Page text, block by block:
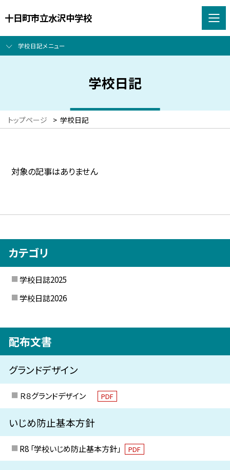
十日町市立水沢中学校
学校日記メニュー
学校日記
トップページ > 学校日記
対象の記事はありません
カテゴリ
学校日誌2025
学校日誌2026
配布文書
グランドデザイン
Ｒ８グランドデザイン PDF
いじめ防止基本方針
R8 「学校いじめ防止基本方針」 PDF